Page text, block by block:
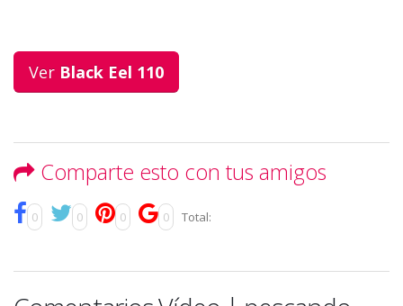
Ver Black Eel 110
Comparte esto con tus amigos
0 0 0 0 Total: